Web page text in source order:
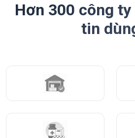
Hơn 300 công
tin